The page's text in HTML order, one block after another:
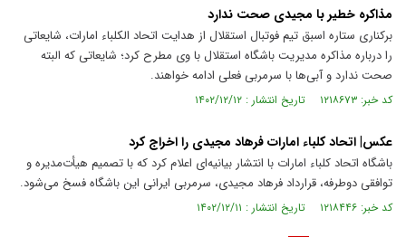
مذاکره خطیر با مجیدی صحت ندارد
برکناری ستاره اسبق تیم فوتبال استقلال از هدایت اتحاد الکلباء امارات، شایعاتی
را درباره مذاکره مدیریت باشگاه استقلال با وی مطرح کرد؛ شایعاتی که البته
صحت ندارد و آبی‌ها با سرمربی فعلی ادامه خواهند.
کد خبر: ۱۲۱۸۶۷۳ تاریخ انتشار : ۱۴۰۲/۱۲/۱۲
عکس| اتحاد کلباء امارات فرهاد مجیدی را اخراج کرد
باشگاه اتحاد کلباء امارات با انتشار بیانیه‌ای اعلام کرد که با تصمیم هیأت‌مدیره و
توافقی دوطرفه، قرارداد فرهاد مجیدی، سرمربی ایرانی این باشگاه فسخ می‌شود.
کد خبر: ۱۲۱۸۴۴۶ تاریخ انتشار : ۱۴۰۲/۱۲/۱۱